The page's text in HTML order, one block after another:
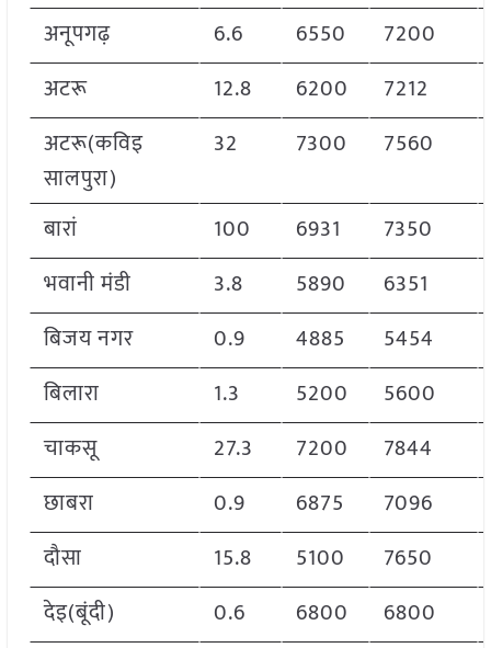
अनूपगढ़
6.6 6550
7200
अटरू
12.8 6200
7212
अटरू(कविइ
सालपुरा)
32 7300 7560
बारां 100 6931
7350
भवानी मंडी
3.8 5890
6351
बिजय नगर
0.9 4885
5454
बिलारा
1.3 5200
5600
चाकसू
27.3 7200
7844
छाबरा
0.9 6875
7096
दौसा
15.8 5100
7650
देइ(बूंदी)
0.6 6800
6800